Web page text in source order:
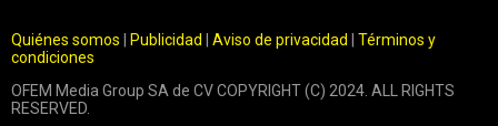
Quiénes somos Publicidad Aviso de privacidad
Términos y
condiciones
OFEM Media Group SA de CV COPYRIGHT (C) 2024. ALL RIGHTS
RESERVED.